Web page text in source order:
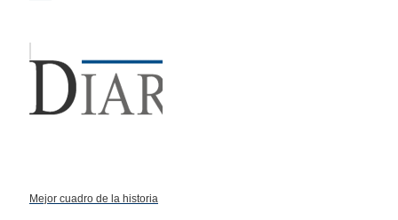
Mejor cuadro de la historia